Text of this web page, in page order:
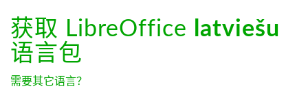
获取 LibreOffice
latviešu
语言包
需要其它语言？